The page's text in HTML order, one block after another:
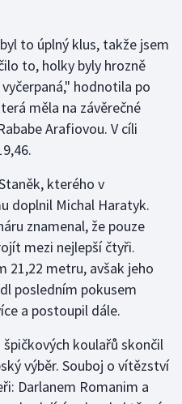
to úplný klus, takže jsem
to, holky byly hrozně
hodnotila po
měla na závěrečné
Arafiovou. V cíli
kterého v
doplnil Michal Haratyk.
znamenal, že pouze
mezi nejlepší čtyři.
21,22 metru, avšak jeho
posledním pokusem
a postoupil dále.
koulařů skončil
výběr. Souboj o vítězství
Darlanem Romanim a